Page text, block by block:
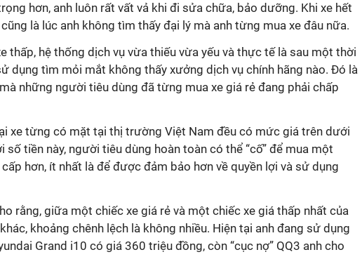
hơn, anh luôn rất vất vả khi đi sửa chữa, bảo dưỡng. Khi xe hết
là lúc anh không tìm thấy đại lý mà anh từng mua xe đâu nữa.
thấp, hệ thống dịch vụ vừa thiếu vừa yếu và thực tế là sau một thời
dụng tìm mỏi mắt không thấy xưởng dịch vụ chính hãng nào. Đó là
những người tiêu dùng đã từng mua xe giá rẻ đang phải chấp
xe từng có mặt tại thị trường Việt Nam đều có mức giá trên dưới
số tiền này, người tiêu dùng hoàn toàn có thể “cố” để mua một
hơn, ít nhất là để được đảm bảo hơn về quyền lợi và sử dụng
rằng, giữa một chiếc xe giá rẻ và một chiếc xe giá thấp nhất của
khoảng chênh lệch là không nhiều. Hiện tại anh đang sử dụng
Grand i10 có giá 360 triệu đồng, còn “cục nợ” QQ3 anh cho